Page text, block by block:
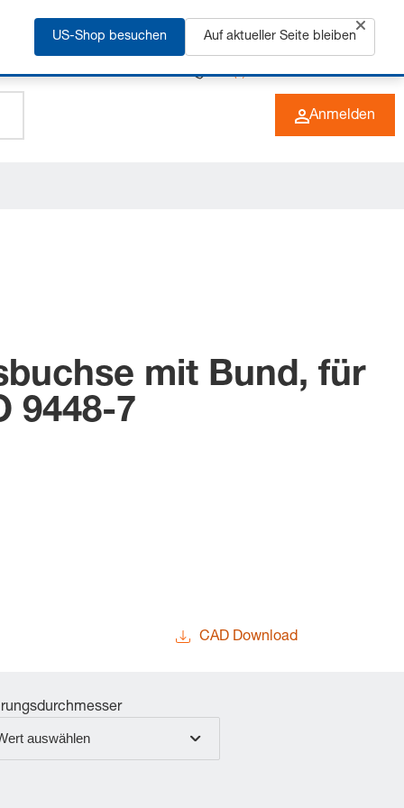
+49 (0) 6266 73-0 DE
Anmelden
mit Bund, für
9448-7
CAD Download
auswählen
US-Shop besuchen Auf aktueller Seite bleiben